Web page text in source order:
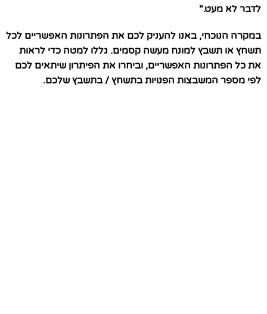
לדבר לא מעט."
במקרה הנוכחי, באנו להעניק לכם את הפתרונות האפשריים לכל
תשחץ או תשבץ למונח מעשה קסמים. גללו למטה כדי לראות
את כל הפתרונות האפשריים, וביחרו את הפיתרון שיתאים לכם
לפי מספר המשבצות הפנויות בתשחץ / בתשבץ שלכם.